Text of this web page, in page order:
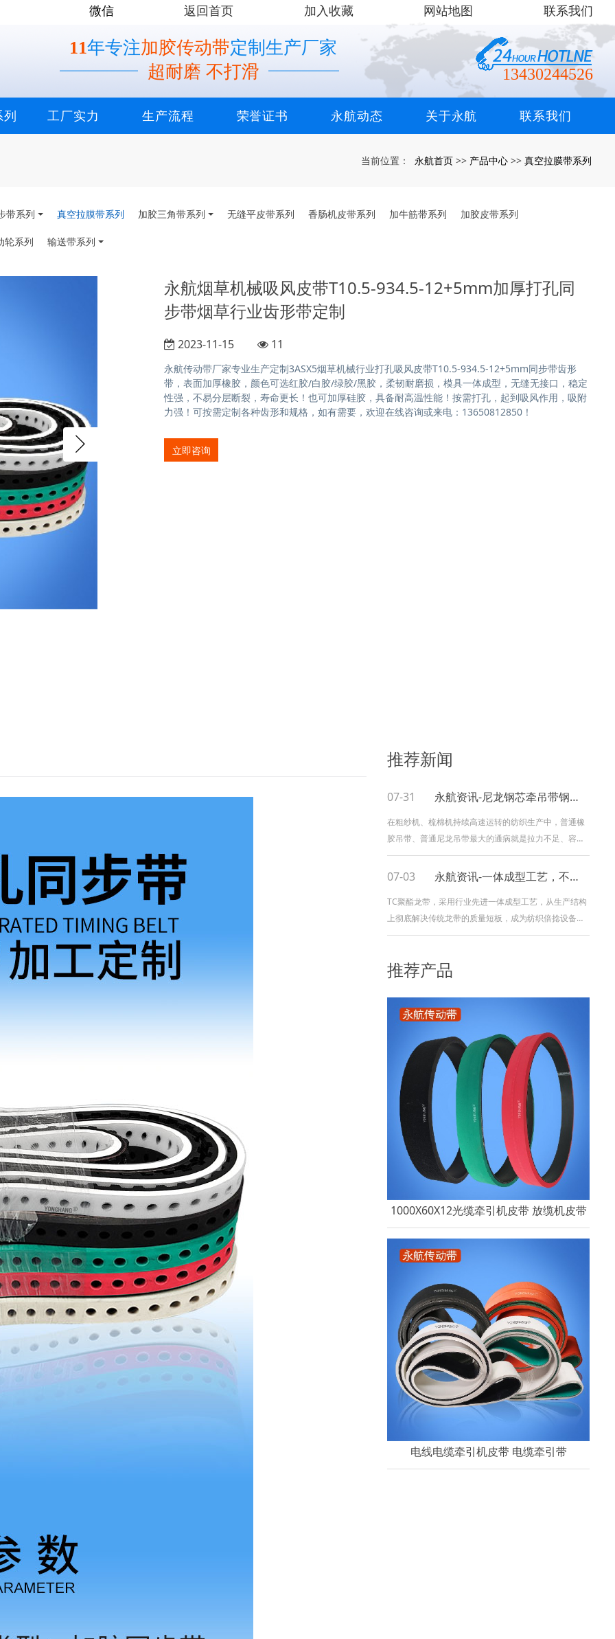
微信 返回首页 加入收藏 网站地图 联系我们
11年专注加胶传动带定制生产厂家
超耐磨 不打滑
13430244526
列 工厂实力 生产流程 荣誉证书 永航动态 关于永航 联系我们
当前位置： 永航首页 >> 产品中心 >> 真空拉膜带系列
带系列 真空拉膜带系列 加胶三角带系列 无缝平皮带系列 香肠机皮带系列 加牛筋带系列 加胶皮带系列
轮系列 输送带系列
永航烟草机械吸风皮带T10.5-934.5-12+5mm加厚打孔同
步带烟草行业齿形带定制
2023-11-15 11
永航传动带厂家专业生产定制3ASX5烟草机械行业打孔吸风皮带T10.5-934.5-12+5mm同步带齿形
带，表面加厚橡胶，颜色可选红胶/白胶/绿胶/黑胶，柔韧耐磨损，模具一体成型，无缝无接口，稳定
性强，不易分层断裂，寿命更长！也可加厚硅胶，具备耐高温性能！按需打孔，起到吸风作用，吸附
力强！可按需定制各种齿形和规格，如有需要，欢迎在线咨询或来电：13650812850！
立即咨询
推荐新闻
07-31 永航资讯-尼龙钢芯牵吊带钢芯加强结构，抗拉不易断，解决纺织吊带易断难题
在粗纱机、梳棉机持续高速运转的纺织生产中，普通橡
胶吊带、普通尼龙吊带最大的通病就是拉力不足、容易
拉长、断裂脱层，一旦断带直接造成停机、断纱、批量
次品，严重影响车间产能。全新升级尼龙钢芯牵吊带，
统吊带拉力差、易变形、易断裂的行业痛点。
07-03 永航资讯-一体成型工艺，不分层不开裂的TC聚酯龙带
TC聚酯龙带，采用行业先进一体成型工艺，从生产结构
上彻底解决传统龙带的质量短板，成为纺织倍捻设备的
升级优选配件。 这款TC聚酯龙带摒弃传统多层粘合拼接
夹层，受力均匀稳定。设备高速连续运转、长时间张力
推荐产品
1000X60X12光缆牵引机皮带 放缆机皮带
电线电缆牵引机皮带 电缆牵引带